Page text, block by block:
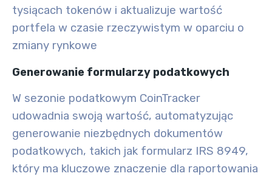
tysiącach tokenów i aktualizuje wartość
portfela w czasie rzeczywistym w oparciu o
zmiany rynkowe
Generowanie formularzy podatkowych
W sezonie podatkowym CoinTracker
udowadnia swoją wartość, automatyzując
generowanie niezbędnych dokumentów
podatkowych, takich jak formularz IRS 8949,
który ma kluczowe znaczenie dla raportowania